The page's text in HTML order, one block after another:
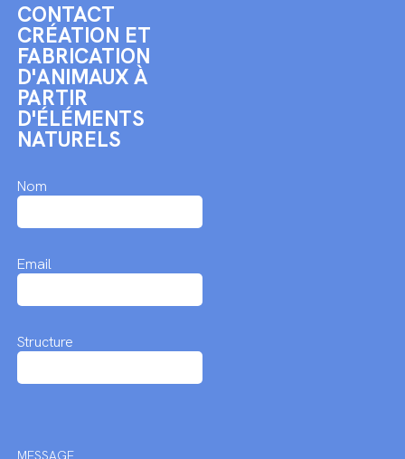
CONTACT
CRÉATION ET
FABRICATION
D'ANIMAUX À
PARTIR
D'ÉLÉMENTS
NATURELS
Nom
Email
Structure
MESSAGE